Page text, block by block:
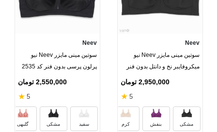
Neev
سوتین مینی مایزر Neev نیو
میکروفایبر نخ و دانتل بدون فنر
2,950,000 تومان
5
★
مشکی بنفش کرم
Neev
سوتین مینی مایزر Neev نیو
پرلون پرسی بدون فنر کد 2535
2,550,000 تومان
5
★
سفید مشکی گلبهی